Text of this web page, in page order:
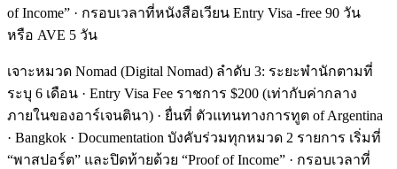
of Income” · กรอบเวลาที่หนังสือเวียน Entry Visa -free 90 วัน
หรือ AVE 5 วัน
เจาะหมวด Nomad (Digital Nomad) ลำดับ 3: ระยะพำนักตามที่
ระบุ 6 เดือน · Entry Visa Fee ราชการ $200 (เท่ากับค่ากลาง
ภายในของอาร์เจนตินา) · ยื่นที่ ตัวแทนทางการทูต of Argentina
· Bangkok · Documentation บังคับร่วมทุกหมวด 2 รายการ เริ่มที่
“พาสปอร์ต” และปิดท้ายด้วย “Proof of Income” · กรอบเวลาที่